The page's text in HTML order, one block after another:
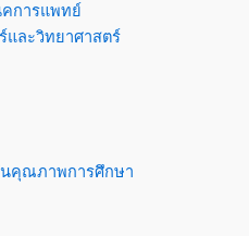
การแพทย์
และวิทยาศาสตร์
นคุณภาพการศึกษา